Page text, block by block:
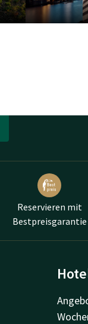
Reservieren mit
Bestpreisgarantie